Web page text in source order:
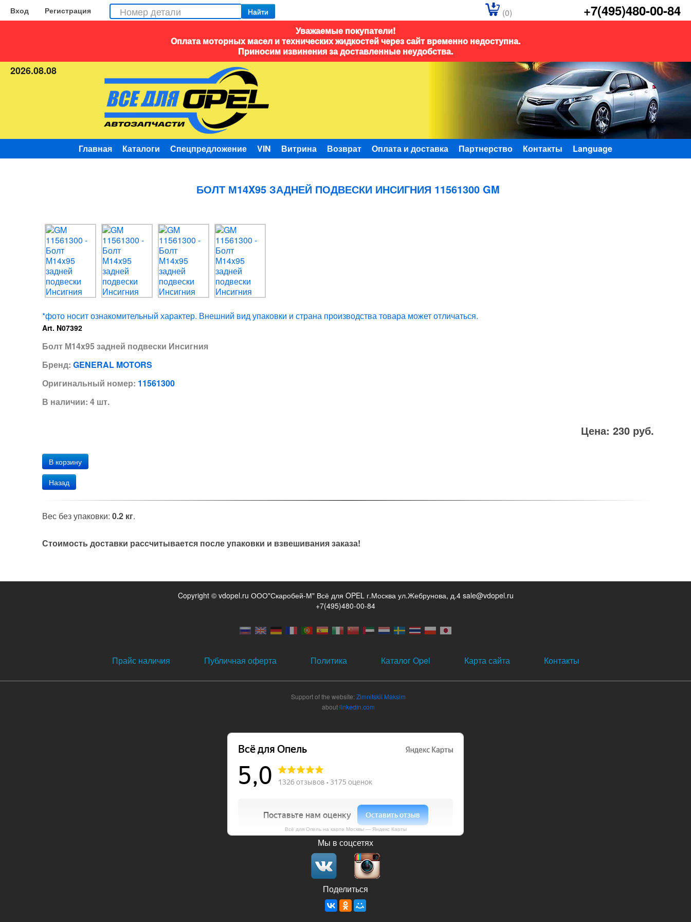
Вход Регистрация Найти (0) +7(495)480-00-84
Уважаемые покупатели!
Оплата моторных масел и технических жидкостей через сайт временно недоступна.
Приносим извинения за доставленные неудобства.
2026.08.08
Главная Каталоги Спецпредложение VIN Витрина Возврат Оплата и доставка Партнерство Контакты Language
БОЛТ М14X95 ЗАДНЕЙ ПОДВЕСКИ ИНСИГНИЯ 11561300 GM
*фото носит ознакомительный характер. Внешний вид упаковки и страна производства товара может отличаться.
Art. N07392
Болт М14x95 задней подвески Инсигния
Бренд: GENERAL MOTORS
Оригинальный номер: 11561300
В наличии: 4 шт.
Цена: 230 руб.
Назад
Вес без упаковки: 0.2 кг.
Стоимость доставки рассчитывается после упаковки и взвешивания заказа!
Copyright © vdopel.ru ООО"Скаробей-М" Всё для OPEL г.Москва ул.Жебрунова, д.4 sale@vdopel.ru
+7(495)480-00-84
Прайс наличия Публичная оферта Политика Каталог Opel Карта сайта Контакты
Support of the website:Zimnitskii Maksim
aboutlinkedin.com
Всё для Опель на карте Москвы — Яндекс Карты
Мы в соцсетях
Поделиться